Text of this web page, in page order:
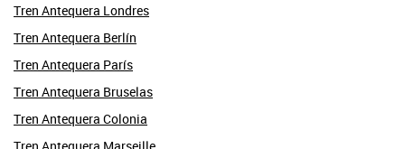
Tren Antequera Londres
Tren Antequera Berlín
Tren Antequera París
Tren Antequera Bruselas
Tren Antequera Colonia
Tren Antequera Marseille